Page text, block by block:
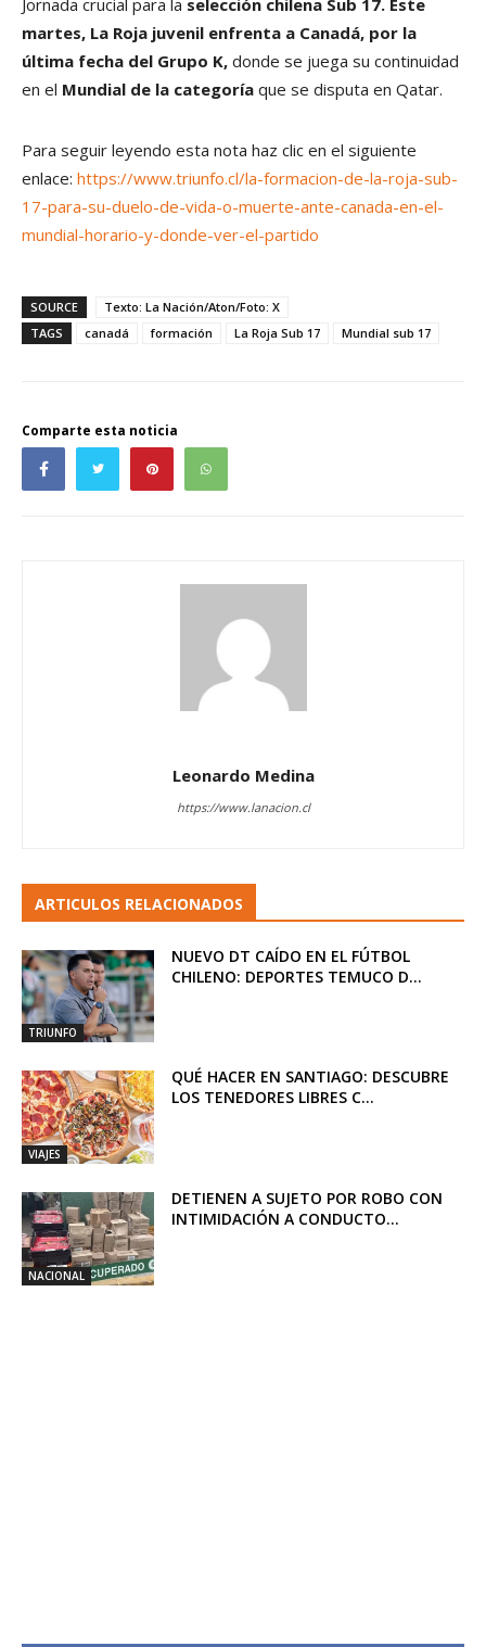
martes, La Roja juvenil enfrenta a Canadá, por la
última fecha del Grupo K, donde se juega su continuidad
en el Mundial de la categoría que se disputa en Qatar.
Para seguir leyendo esta nota haz clic en el siguiente
enlace: https://www.triunfo.cl/la-formacion-de-la-roja-sub-
17-para-su-duelo-de-vida-o-muerte-ante-canada-en-el-
mundial-horario-y-donde-ver-el-partido
SOURCE
Texto: La Nación/Aton/Foto: X
TAGS
canadá formación La Roja Sub 17 Mundial sub 17
Comparte esta noticia
Leonardo Medina
https://www.lanacion.cl
ARTICULOS RELACIONADOS
TRIUNFO
NUEVO DT CAÍDO EN EL FÚTBOL
CHILENO: DEPORTES TEMUCO D...
VIAJES
QUÉ HACER EN SANTIAGO: DESCUBRE
LOS TENEDORES LIBRES C...
NACIONAL
DETIENEN A SUJETO POR ROBO CON
INTIMIDACIÓN A CONDUCTO...